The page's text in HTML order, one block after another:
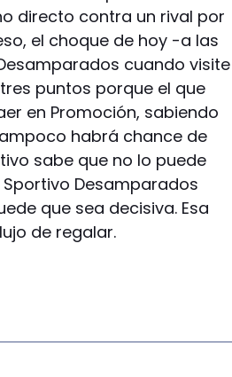
directo contra un rival por
el choque de hoy -a las
cuando visite
puntos porque el que
en Promoción, sabiendo
habrá chance de
sabe que no lo puede
Desamparados
que sea decisiva. Esa
de regalar.